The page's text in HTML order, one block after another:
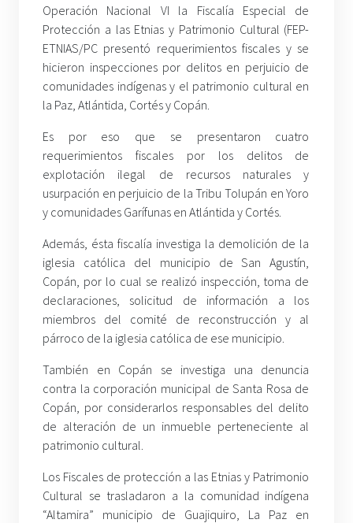
Operación Nacional VI la Fiscalía Especial de
Protección a las Etnias y Patrimonio Cultural (FEP-
ETNIAS/PC presentó requerimientos fiscales y se
hicieron inspecciones por delitos en perjuicio de
comunidades indígenas y el patrimonio cultural en
la Paz, Atlántida, Cortés y Copán.
Es por eso que se presentaron cuatro
requerimientos fiscales por los delitos de
explotación ilegal de recursos naturales y
usurpación en perjuicio de la Tribu Tolupán en Yoro
y comunidades Garífunas en Atlántida y Cortés.
Además, ésta fiscalía investiga la demolición de la
iglesia católica del municipio de San Agustín,
Copán, por lo cual se realizó inspección, toma de
declaraciones, solicitud de información a los
miembros del comité de reconstrucción y al
párroco de la iglesia católica de ese municipio.
También en Copán se investiga una denuncia
contra la corporación municipal de Santa Rosa de
Copán, por considerarlos responsables del delito
de alteración de un inmueble perteneciente al
patrimonio cultural.
Los Fiscales de protección a las Etnias y Patrimonio
Cultural se trasladaron a la comunidad indígena
“Altamira” municipio de Guajiquiro, La Paz en